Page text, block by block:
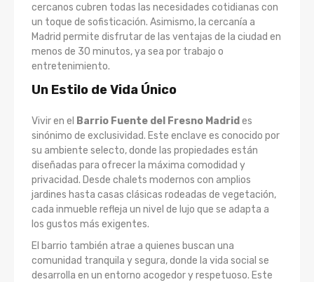
cercanos cubren todas las necesidades cotidianas con
un toque de sofisticación. Asimismo, la cercanía a
Madrid permite disfrutar de las ventajas de la ciudad en
menos de 30 minutos, ya sea por trabajo o
entretenimiento.
Un Estilo de Vida Único
Vivir en el Barrio Fuente del Fresno Madrid es
sinónimo de exclusividad. Este enclave es conocido por
su ambiente selecto, donde las propiedades están
diseñadas para ofrecer la máxima comodidad y
privacidad. Desde chalets modernos con amplios
jardines hasta casas clásicas rodeadas de vegetación,
cada inmueble refleja un nivel de lujo que se adapta a
los gustos más exigentes.
El barrio también atrae a quienes buscan una
comunidad tranquila y segura, donde la vida social se
desarrolla en un entorno acogedor y respetuoso. Este